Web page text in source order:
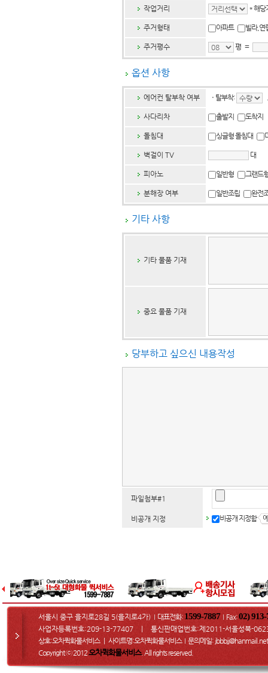
작업거리 * 해당
주거형태 아파트 빌라,
주거평수 평 =
옵션 사항
에어컨 탈부착 여부 ㆍ 탈부착:
사다리차 출발지 도착지
돌침대 싱글형 돌침대
벽걸이 TV 대
피아노 일반형 그랜드
분해장 여부 일반조립 완전
기타 사항
기타 물품 기재
중요 물품 기재
당부하고 싶으신 내용작성
파일첨부#1
비공개 지정 비공개 지정함
서울시 중구 을지로28길 5(을지로4가) I 대표전화: 1599-7887 I Fax:02)
사업자등록번호:209-13-77407 ㅣ 통신판매업번호:제2011-서울성북-
상호:오차퀵화물서비스 ㅣ 사이트명:오차퀵화물서비스 I 문의메일: jbbbjj@hanmail.net
Copyright ⓒ 2012오차퀵화물서비스. All rights reserved.